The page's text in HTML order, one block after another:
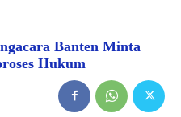
Banten Minta
Hukum